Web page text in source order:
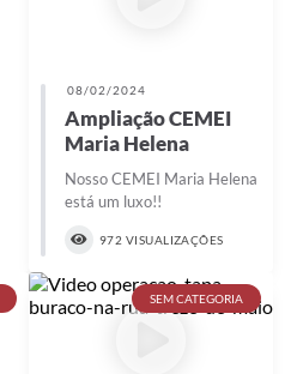
08/02/2024
Ampliação CEMEI
Maria Helena
Nosso CEMEI Maria Helena
está um luxo!!
972 VISUALIZAÇÕES
SEM CATEGORIA